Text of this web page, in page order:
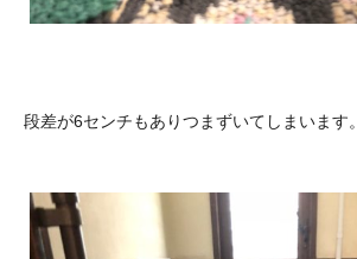
段差が6センチもありつまずいてしまいます。